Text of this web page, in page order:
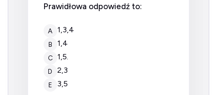
Prawidłowa odpowiedź to:
A 1,3,4
B 1,4
C 1,5.
D 2,3
E 3,5